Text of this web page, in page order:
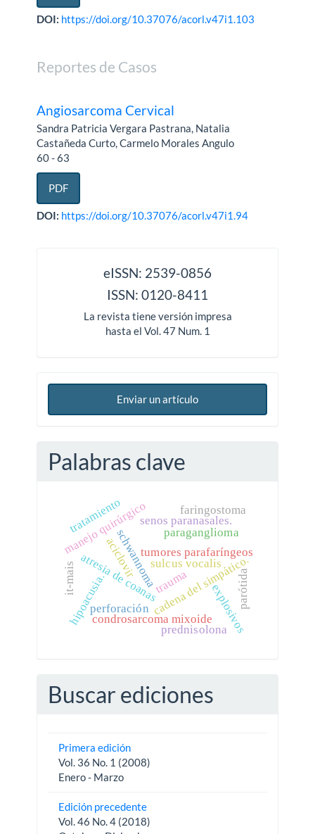
DOI: https://doi.org/10.37076/acorl.v47i1.103
Reportes de Casos
Angiosarcoma Cervical
Sandra Patricia Vergara Pastrana, Natalia
Castañeda Curto, Carmelo Morales Angulo
60 - 63
PDF
DOI: https://doi.org/10.37076/acorl.v47i1.94
eISSN: 2539-0856
ISSN: 0120-8411
La revista tiene versión impresa
hasta el Vol. 47 Num. 1
Enviar un artículo
Palabras clave
schwannoma paraganglioma
tumores parafaríngeos
cadena del simpático.
atresia de coanas
manejo quirúrgico
condrosarcoma mixoide
senos paranasales.
perforación
trauma
explosivos
hipoacusia.
sulcus vocalis
tratamiento
prednisolona
aciclovir
parótida
faringostoma
it-mais
Buscar ediciones
Primera edición
Vol. 36 No. 1 (2008)
Enero - Marzo
Edición precedente
Vol. 46 No. 4 (2018)